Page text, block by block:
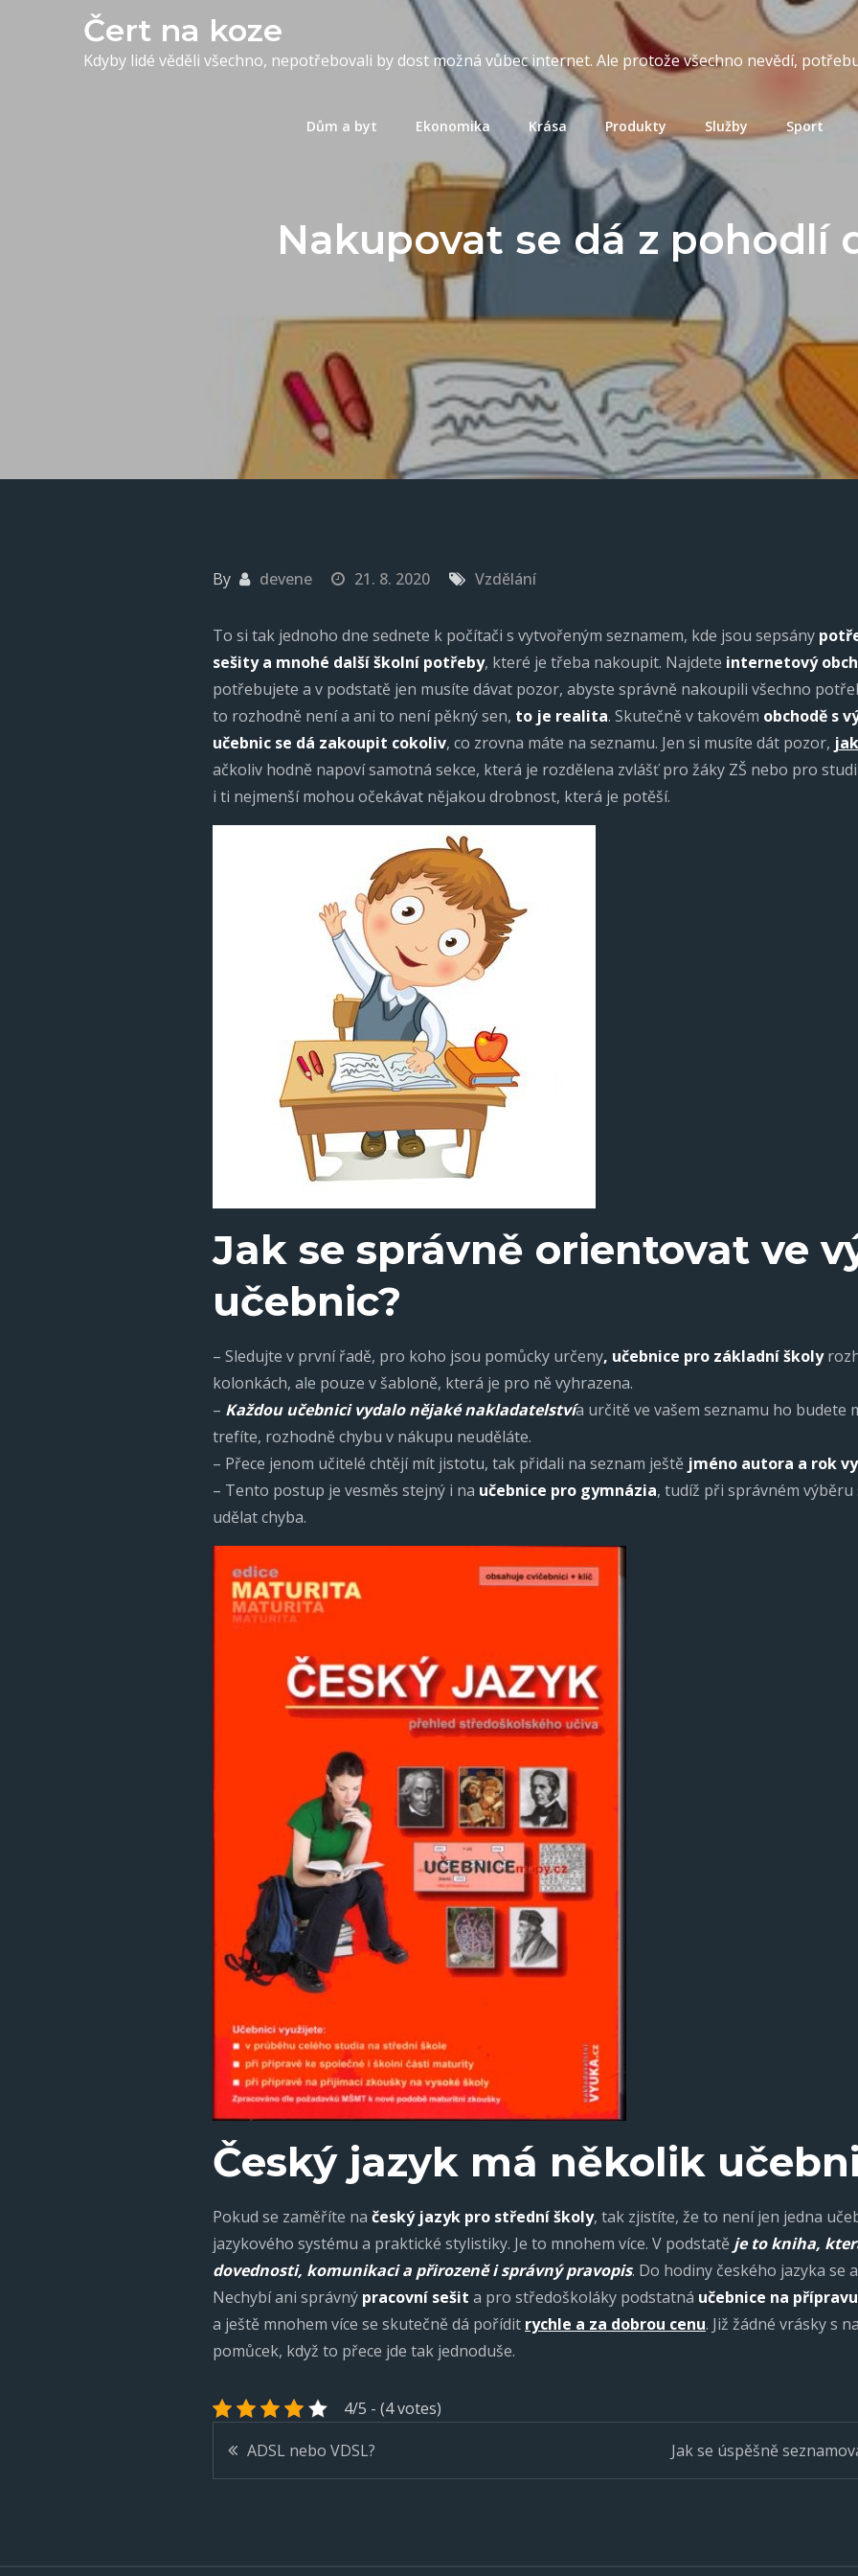
Čert na koze
Kdyby lidé věděli všechno, nepotřebovali by dost možná vůbec internet. Ale protože všechno nevědí,
Dům a byt Ekonomika Krása Produkty Služby Sport
Nakupovat se dá z pohodlí
By devene 21. 8. 2020 Vzdělání
To si tak jednoho dne sednete k počítači s vytvořeným seznamem, kde jsou sepsány
sešity a mnohé další školní potřeby, které je třeba nakoupit. Najdete internetový
potřebujete a v podstatě jen musíte dávat pozor, abyste správně nakoupili všechno
to rozhodně není a ani to není pěkný sen, to je realita. Skutečně v takovém obchodě s
učebnic se dá zakoupit cokoliv, co zrovna máte na seznamu. Jen si musíte dát pozor,
ačkoliv hodně napoví samotná sekce, která je rozdělena zvlášť pro žáky ZŠ nebo pro
i ti nejmenší mohou očekávat nějakou drobnost, která je potěší.
Jak se správně orientovat ve
učebnic?
– Sledujte v první řadě, pro koho jsou pomůcky určeny, učebnice pro základní školy
kolonkách, ale pouze v šabloně, která je pro ně vyhrazena.
– Každou učebnici vydalo nějaké nakladatelstvía určitě ve vašem seznamu ho budete
trefíte, rozhodně chybu v nákupu neuděláte.
– Přece jenom učitelé chtějí mít jistotu, tak přidali na seznam ještě jméno autora a rok
– Tento postup je vesměs stejný i na učebnice pro gymnázia, tudíž při správném
udělat chyba.
Český jazyk má několik
Pokud se zaměříte na český jazyk pro střední školy, tak zjistíte, že to není jen jedna
jazykového systému a praktické stylistiky. Je to mnohem více. V podstatě je to kniha,
dovednosti, komunikaci a přirozeně i správný pravopis. Do hodiny českého jazyka se
Nechybí ani správný pracovní sešit a pro středoškoláky podstatná učebnice na
a ještě mnohem více se skutečně dá pořídit rychle a za dobrou cenu. Již žádné vrásky s
pomůcek, když to přece jde tak jednoduše.
4/5 - (4 votes)
Navigace
ADSL nebo VDSL? Jak se úspěšně